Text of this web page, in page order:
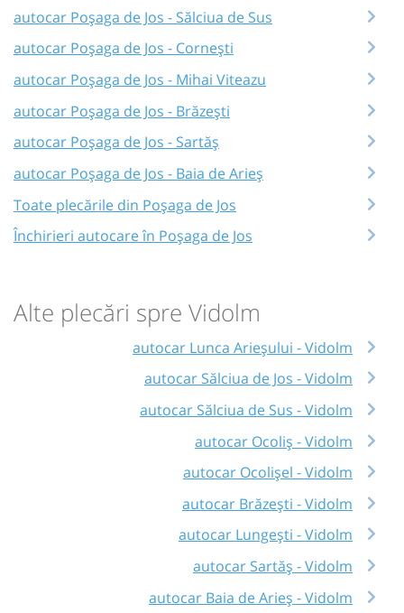
autocar Poșaga de Jos - Sălciua de Sus
autocar Poșaga de Jos - Cornești
autocar Poșaga de Jos - Mihai Viteazu
autocar Poșaga de Jos - Brăzești
autocar Poșaga de Jos - Sartăș
autocar Poșaga de Jos - Baia de Arieș
Toate plecările din Poșaga de Jos
Închirieri autocare în Poșaga de Jos
Alte plecări spre Vidolm
autocar Lunca Arieșului - Vidolm
autocar Sălciua de Jos - Vidolm
autocar Sălciua de Sus - Vidolm
autocar Ocoliș - Vidolm
autocar Ocolișel - Vidolm
autocar Brăzești - Vidolm
autocar Lungești - Vidolm
autocar Sartăș - Vidolm
autocar Baia de Arieș - Vidolm